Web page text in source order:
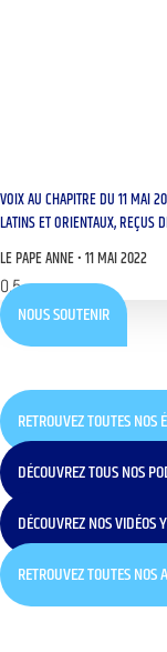
VOIX AU CHAPITRE DU 11 MAI
LATINS ET ORIENTAUX, REÇUS
LE PAPE ANNE 11 MAI 2022
NOUS SOUTENIR
RETROUVEZ TOUTES NOS
DÉCOUVREZ TOUS NOS
DÉCOUVREZ NOS VIDÉOS
RETROUVEZ TOUTES NOS